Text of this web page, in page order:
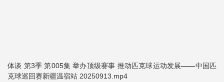
体谈 第3季 第005集 举办顶级赛事 推动匹克球运动发展——中国匹
克球巡回赛新疆温宿站 20250913.mp4